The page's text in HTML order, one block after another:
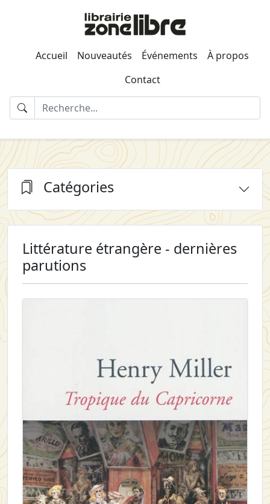
Accueil Nouveautés Événements
À propos
Contact
Catégories
Littérature étrangère - dernières
parutions